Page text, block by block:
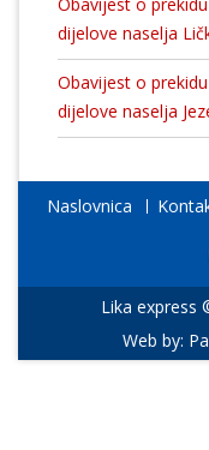
dijelove naselja
Obavijest o
dijelove naselja
Naslovnica
Lika express
Web by: